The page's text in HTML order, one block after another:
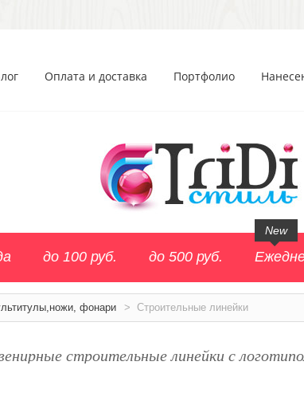
Оплата и доставка Портфолио
до 100 руб. до 500 руб.
New
фонари > Строительные линейки
строительные линейки с